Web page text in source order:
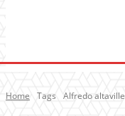
Home Tags Alfredo altaville